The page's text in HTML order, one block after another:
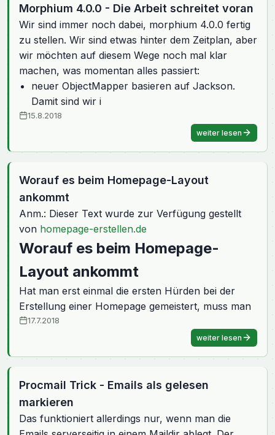
Morphium 4.0.0 - Die Arbeit schreitet voran
Wir sind immer noch dabei, morphium 4.0.0 fertig
zu stellen. Wir sind etwas hinter dem Zeitplan, aber
wir möchten auf diesem Wege noch mal klar
machen, was momentan alles passiert:
neuer ObjectMapper basieren auf Jackson.
Damit sind wir i
15.8.2018
weiter lesen
Worauf es beim Homepage-Layout
ankommt
Anm.: Dieser Text wurde zur Verfügung gestellt
von homepage-erstellen.de
Worauf es beim Homepage-
Layout ankommt
Hat man erst einmal die ersten Hürden bei der
Erstellung einer Homepage gemeistert, muss man
17.7.2018
weiter lesen
Procmail Trick - Emails als gelesen
markieren
Das funktioniert allerdings nur, wenn man die